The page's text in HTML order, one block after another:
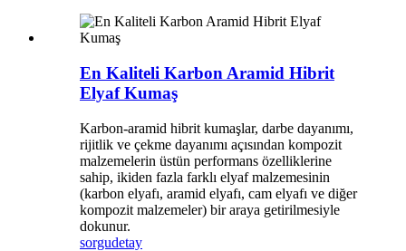
En Kaliteli Karbon Aramid Hibrit
Elyaf Kumaş
Karbon-aramid hibrit kumaşlar, darbe dayanımı,
rijitlik ve çekme dayanımı açısından kompozit
malzemelerin üstün performans özelliklerine
sahip, ikiden fazla farklı elyaf malzemesinin
(karbon elyafı, aramid elyafı, cam elyafı ve diğer
kompozit malzemeler) bir araya getirilmesiyle
dokunur.
sorgudetay